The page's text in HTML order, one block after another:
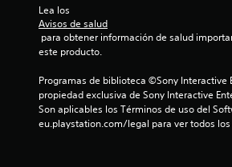
Lea los
Avisos de salud
este producto.
Programas de biblioteca ©Sony Interactive
propiedad exclusiva de Sony Interactive
Son aplicables los Términos de uso del
eu.playstation.com/legal para ver todos